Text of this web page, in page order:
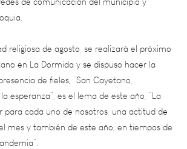
de agosto, se realizará el próximo
en La Dormida y se dispuso hacer la
de fieles, “San Cayetano,
es el lema de este año, “La
cada uno de nosotros, una actitud de
y también de este año, en tiempos de